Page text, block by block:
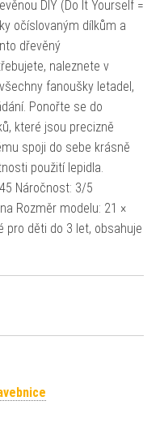
DIY (Do It Yourself =
očíslovaným dílkům a
dřevěný
naleznete v
fanoušky letadel,
Ponořte se do
které jsou precizně
spoji do sebe krásně
použití lepidla.
Náročnost: 3/5
Rozměr modelu: 21 ×
pro děti do 3 let, obsahuje